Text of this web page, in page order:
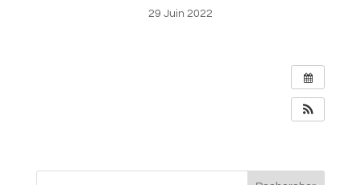
29 Juin 2022